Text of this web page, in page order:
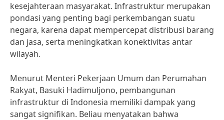
kesejahteraan masyarakat. Infrastruktur merupakan
pondasi yang penting bagi perkembangan suatu
negara, karena dapat mempercepat distribusi barang
dan jasa, serta meningkatkan konektivitas antar
wilayah.
Menurut Menteri Pekerjaan Umum dan Perumahan
Rakyat, Basuki Hadimuljono, pembangunan
infrastruktur di Indonesia memiliki dampak yang
sangat signifikan. Beliau menyatakan bahwa